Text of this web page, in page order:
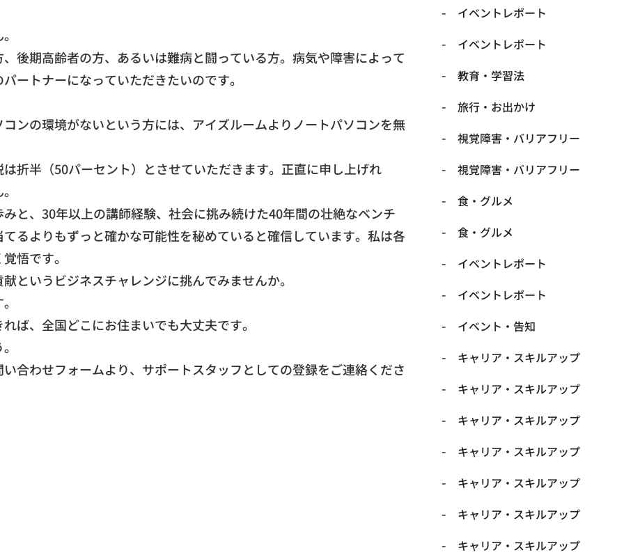
後期高齢者の方、あるいは難病と闘っている方。 病気や障害によって
ートナーになっていただきたいのです。
ンの環境がないという方には、 アイズルームよりノートパソコンを無
折半（50パーセント）とさせていただきます。正直に申し上げれ
と、 30年以上の講師経験、 社会に挑み続けた40年間の壮絶なベンチ
るよりもずっと確かな可能性を秘めていると確信しています。私は各
悟です。
というビジネスチャレンジに挑んでみませんか。
ば、 全国どこにお住まいでも大丈夫です。
合わせフォームより、 サポートスタッフとしての登録をご連絡くださ
​イベントレポート
​イベントレポート
​教育・学習法
​旅行・お出かけ
​視覚障害・バリアフリー
​視覚障害・バリアフリー
​食・グルメ
​食・グルメ
イベントレポート
イベントレポート
イベント・告知
キャリア・スキルアップ
キャリア・スキルアップ
キャリア・スキルアップ
キャリア・スキルアップ
キャリア・スキルアップ
キャリア・スキルアップ
キャリア・スキルアップ